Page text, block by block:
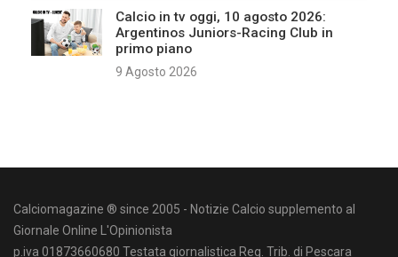
Calcio in tv oggi, 10 agosto 2026:
Argentinos Juniors-Racing Club in
primo piano
9 Agosto 2026
Calciomagazine ® since 2005 - Notizie Calcio supplemento al
Giornale Online L'Opinionista
p.iva 01873660680 Testata giornalistica Reg. Trib. di Pescara